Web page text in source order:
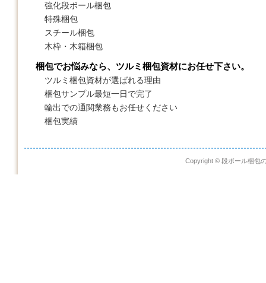
強化段ボール梱包
特殊梱包
スチール梱包
木枠・木箱梱包
梱包でお悩みなら、ツルミ梱包資材にお任せ下さい。
ツルミ梱包資材が選ばれる理由
梱包サンプル最短一日で完了
輸出での通関業務もお任せください
梱包実績
Copyright © 段ボール梱包